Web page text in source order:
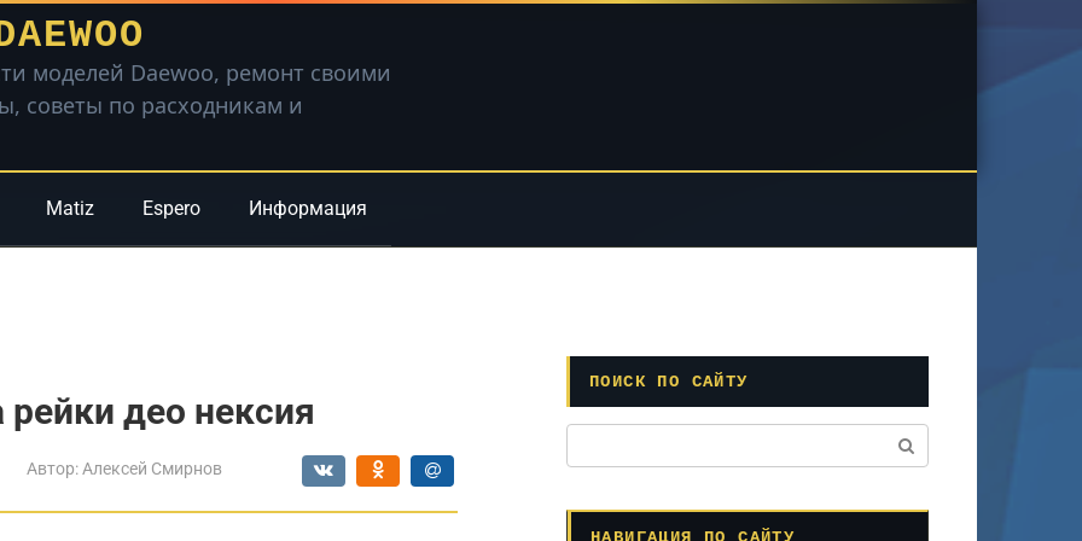
моделей Daewoo, ремонт своими
советы по расходникам и
Matiz Espero Информация
део нексия
Автор: Алексей Смирнов
ПОИСК ПО САЙТУ